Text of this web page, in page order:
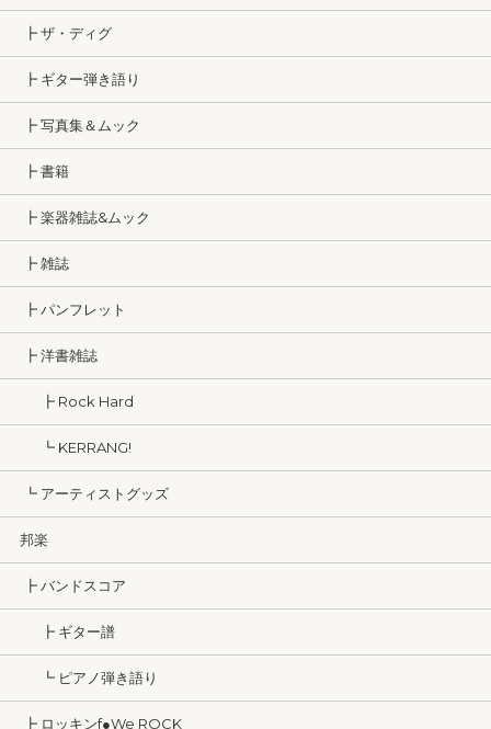
┣ ザ・ディグ
┣ ギター弾き語り
┣ 写真集＆ムック
┣ 書籍
┣ 楽器雑誌&ムック
┣ 雑誌
┣ パンフレット
┣ 洋書雑誌
┣ Rock Hard
┗ KERRANG!
┗ アーティストグッズ
邦楽
┣ バンドスコア
┣ ギター譜
┗ ピアノ弾き語り
┣ ロッキンf●We ROCK